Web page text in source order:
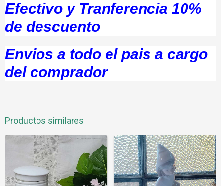
Efectivo y Tranferencia 10%
de descuento
Envios a todo el pais a cargo
del comprador
Productos similares